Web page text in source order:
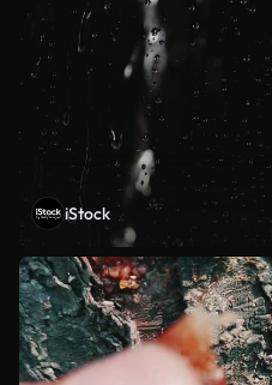
iStock